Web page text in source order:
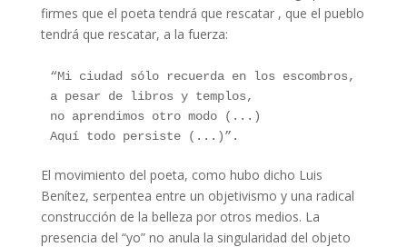
firmes que el poeta tendrá que rescatar , que el pueblo
tendrá que rescatar, a la fuerza:
“Mi ciudad sólo recuerda en los escombros,
a pesar de libros y templos,
no aprendimos otro modo (...)
Aquí todo persiste (...)”.
El movimiento del poeta, como hubo dicho Luis
Benítez, serpentea entre un objetivismo y una radical
construcción de la belleza por otros medios. La
presencia del “yo” no anula la singularidad del objeto